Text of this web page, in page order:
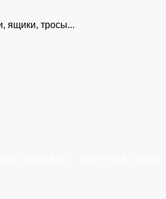
ящики, тросы...